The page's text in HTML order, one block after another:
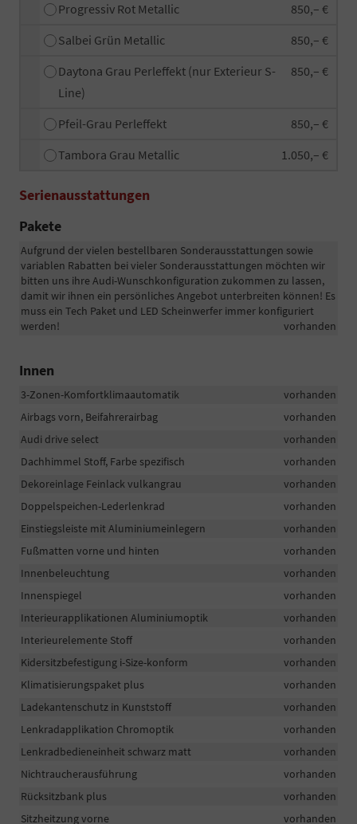
Progressiv Rot Metallic
850,– €
Salbei Grün Metallic
850,– €
Daytona Grau Perleffekt (nur Exterieur S-
Line)
850,– €
Pfeil-Grau Perleffekt
850,– €
Tambora Grau Metallic
1.050,– €
Serienausstattungen
Pakete
Aufgrund der vielen bestellbaren Sonderausstattungen sowie
variablen Rabatten bei vieler Sonderausstattungen möchten wir
bitten uns ihre Audi-Wunschkonfiguration zukommen zu lassen,
damit wir ihnen ein persönliches Angebot unterbreiten können! Es
muss ein Tech Paket und LED Scheinwerfer immer konfiguriert
werden!
vorhanden
Innen
3-Zonen-Komfortklimaautomatik
vorhanden
Airbags vorn, Beifahrerairbag
vorhanden
Audi drive select
vorhanden
Dachhimmel Stoff, Farbe spezifisch
vorhanden
Dekoreinlage Feinlack vulkangrau
vorhanden
Doppelspeichen-Lederlenkrad
vorhanden
Einstiegsleiste mit Aluminiumeinlegern
vorhanden
Fußmatten vorne und hinten
vorhanden
Innenbeleuchtung
vorhanden
Innenspiegel
vorhanden
Interieurapplikationen Aluminiumoptik
vorhanden
Interieurelemente Stoff
vorhanden
Kidersitzbefestigung i-Size-konform
vorhanden
Klimatisierungspaket plus
vorhanden
Ladekantenschutz in Kunststoff
vorhanden
Lenkradapplikation Chromoptik
vorhanden
Lenkradbedieneinheit schwarz matt
vorhanden
Nichtraucherausführung
vorhanden
Rücksitzbank plus
vorhanden
Sitzheitzung vorne
vorhanden